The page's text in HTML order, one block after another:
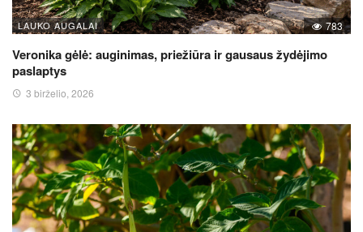
LAUKO AUGALAI 783
Veronika gėlė: auginimas, priežiūra ir gausaus žydėjimo
paslaptys
3 birželio, 2026